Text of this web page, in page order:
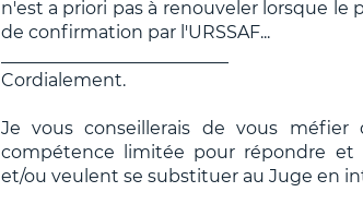
n'est a priori pas à renouveler lorsque
de confirmation par l'URSSAF...
Cordialement.
Je vous conseillerais de vous
compétence limitée pour répondre et
et/ou veulent se substituer au Juge en